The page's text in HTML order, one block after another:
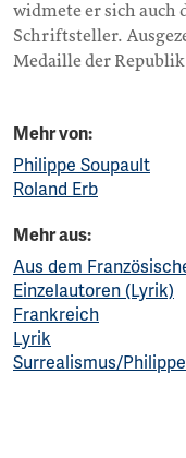
widmete er sich auch
Schriftsteller.
Medaille der
Mehr von:
Philippe Soupault
Roland Erb
Mehr aus:
Aus dem
Einzelautoren (Lyrik)
Frankreich
Lyrik
Surrealismus/